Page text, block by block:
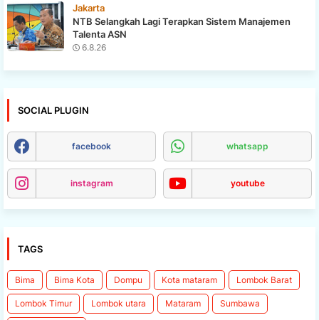
Jakarta
NTB Selangkah Lagi Terapkan Sistem Manajemen
Talenta ASN
6.8.26
SOCIAL PLUGIN
facebook whatsapp
instagram youtube
TAGS
Bima Bima Kota Dompu Kota mataram Lombok Barat
Lombok Timur Lombok utara Mataram Sumbawa